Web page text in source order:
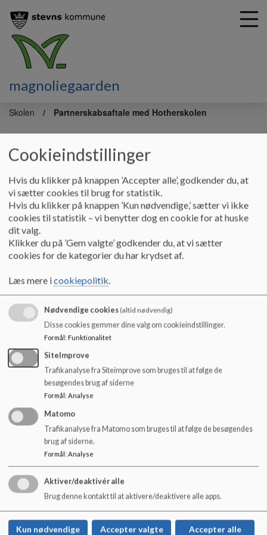
i
d
magnoliegaarden
Skolen Partnerskabsaftale med Hotherskolen
Aftale med Hotherskolen
Magnoliegården har indgået kvalitetsaftale med Stevns
kommune. En aftale som fastlægger tydelige mål, krav og
standarder for den pædagogiske og behandlingsmæssige
indsats.
Begge parter ved, hvad der forventes – både ift. faglighed,
dokumentation og resultater og Stevns kommune kan følge
med i, at tilbuddet lever op til gældende lovgivning og faglige
Vi har ligeledes i samarbejde med Undervisningsministeriet
og Stevns Kommune indgået en partnerskabsaftale med
Hotherskolen.
Partnerskabsaftalen betyder, at Magnoliegården og
Hotherskolen i fællesskab forpligter sig til at tilbyde
specialundervisning til gavn for elever, indskrevet på
Magnoliegården og elever med særlige behov, bosiddende i
Stevns Kommune.
Formålet med aftalerne er, at alle parter bidrager til, at de
anbragte børn og unges skolefaglige udvikling opprioriteres,
og at samarbejdet og viden delingen om øget faglighed og
inklusion på tværs af folkeskoler og specialskoler styrkes.
Herved skabes der grobund for større og bedre muligheder
for udslusning af elever til folkeskolen og efterfølgende
ungdomsuddannelse.
Cookieindstillinger
Hvis du klikker på knappen ’Accepter alle’, godkender du, at
vi sætter cookies til brug for statistik.
Hvis du klikker på knappen ’Kun nødvendige,’ sætter vi ikke
cookies til statistik – vi benytter dog en cookie for at huske
dit valg.
Klikker du på ’Gem valgte’ godkender du, at vi sætter
cookies for de kategorier du har krydset af.
Læs mere icookiepolitik.
Nødvendige cookies(altid nødvendig)
Disse cookies gemmer dine valg om cookieindstillinger.
Formål: Funktionalitet
SiteImprove
Trafikanalyse fra Siteimprove som bruges til at følge de
besøgendes brug af siderne
Formål : Analyse
Matomo
Trafikanalyse fra Matomo som bruges til at følge de besøgendes
brug af siderne.
Formål: Analyse
Aktiver/deaktivér alle
Brug denne kontakt til at aktivere/deaktivere alle apps.
Kun nødvendige Accepter valgte Accepter alle